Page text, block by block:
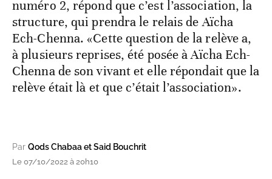
numéro 2, répond que c’est l’association, la
structure, qui prendra le relais de Aïcha
Ech-Chenna. «Cette question de la relève a,
à plusieurs reprises, été posée à Aïcha Ech-
Chenna de son vivant et elle répondait que la
relève était là et que c’était l’association».
Par Qods Chabaa et Said Bouchrit
Le 07/10/2022 à 20h10